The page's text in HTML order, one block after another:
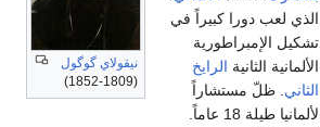
نيقولاي گوگول
(1809-1852)
الذي لعب دورا كبيراً في
تشكيل الإمبراطورية
الألمانية الثانية الرايخ
الثاني . ظلّ مستشاراً
لألمانيا طيلة 18 عاماً.